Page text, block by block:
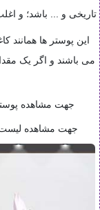
تاریخی و ... باشد؛ و
این پوستر ها همانند
می باشند و اگر یک
جهت مشاهده
جهت مشاهده لیست